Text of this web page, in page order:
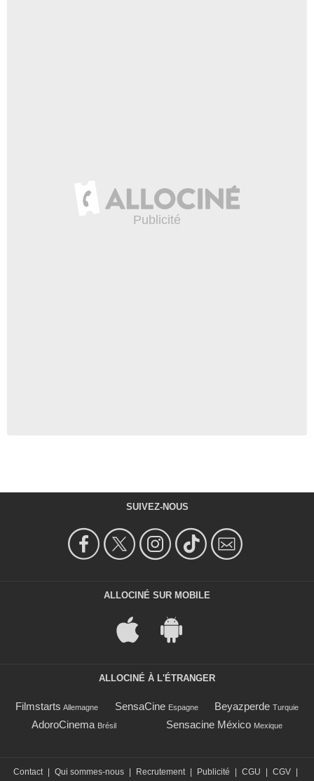
SUIVEZ-NOUS
ALLOCINÉ SUR MOBILE
ALLOCINÉ À L'ÉTRANGER
Filmstarts Allemagne SensaCine Espagne Beyazperde Turquie
AdoroCinema Brésil Sensacine México Mexique
Contact Qui sommes-nous Recrutement Publicité CGU CGV